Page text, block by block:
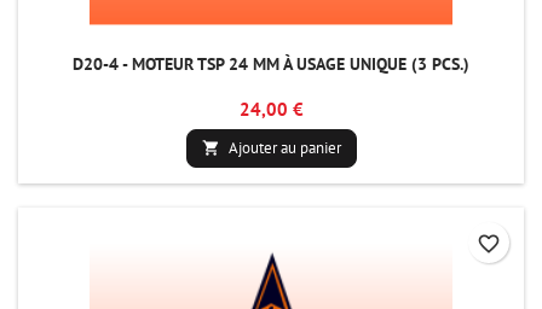
D20-4 - MOTEUR TSP 24 MM À USAGE UNIQUE (3 PCS.)
24,00 €
 Ajouter au panier
favorite_border